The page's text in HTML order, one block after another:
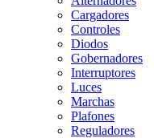
Cargadores
Controles
Diodos
Gobernadores
Interruptores
Luces
Marchas
Plafones
Reguladores